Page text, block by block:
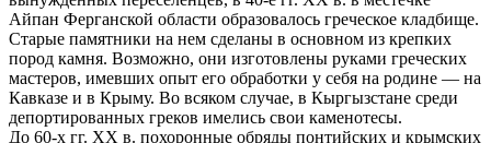
Айпан Ферганской области образовалось греческое кладбище.
Старые памятники на нем сделаны в основном из крепких
пород камня. Возможно, они изготовлены руками греческих
мастеров, имевших опыт его обработки у себя на родине — на
Кавказе и в Крыму. Во всяком случае, в Кыргызстане среди
депортированных греков имелись свои каменотесы.
До 60-х гг. XX в. похоронные обряды понтийских и крымских